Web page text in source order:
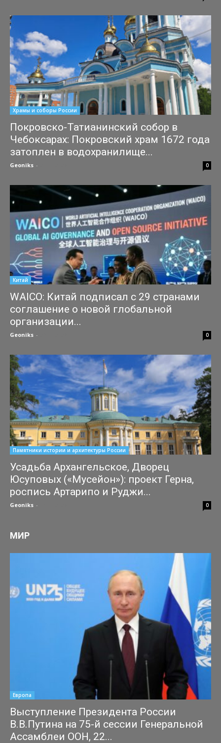
Храмы и соборы России
Покровско-Татианинский собор в
Чебоксарах: Покровский храм 1672 года
затоплен в водохранилище...
Geoniks - 0
Китай
WAICO: Китай подписал с 29 странами
соглашение о новой глобальной
организации...
Geoniks - 0
Памятники истории и архитектуры России
Усадьба Архангельское, Дворец
Юсуповых («Мусейон»): проект Герна,
роспись Артарипо и Руджи...
Geoniks - 0
МИР
Европа
Выступление Президента России
В.В.Путина на 75-й сессии Генеральной
Ассамблеи ООН, 22...